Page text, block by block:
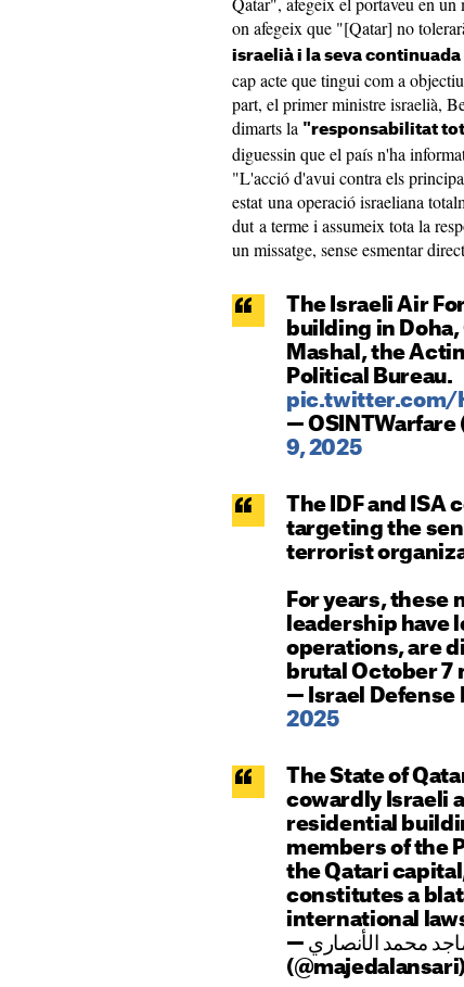
on afegeix que "[Qatar] no
israelià i la seva
cap acte que tingui com a
part, el primer ministre israelià,
dimarts la "responsabilitat
diguessin que el país n'ha
"L'acció d'avui contra els
estat una operació israeliana
dut a terme i assumeix tota la
un missatge, sense esmentar
The Israeli Air
building in
Mashal, the
Political Bureau.
pic.twitter.com/
— OSINTWarfare
9, 2025
The IDF and ISA
targeting the
terrorist
For years, these
leadership have
operations, are
brutal October 7
— Israel Defense
2025
The State of
cowardly Israeli
residential
members of the
the Qatari
constitutes a
international
— د. ماجد محمد الأنصاري Dr. Majed Al Ansari
(@majedalansari)